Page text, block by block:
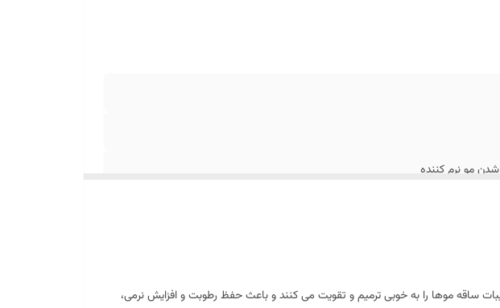
مو نرم کننده
ساقه موها را به خوبی ترمیم و تقویت می کنند و باعث حفظ رطوبت و افزایش نرمی،